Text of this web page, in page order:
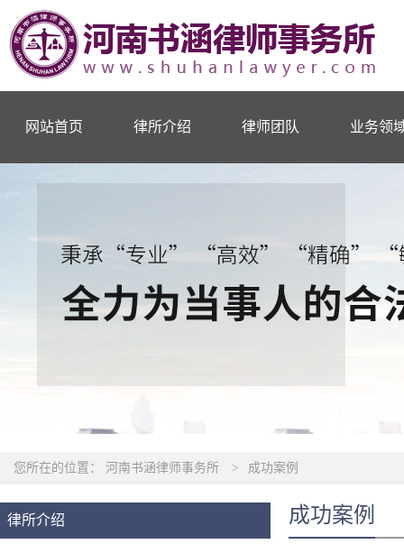
网站首页 律所介绍 律师团队 业务领
您所在的位置： 河南书涵律师事务所 > 成功案例
律所介绍 成功案例